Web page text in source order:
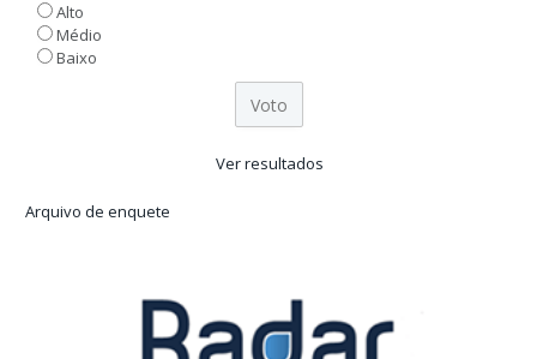
Alto
Médio
Baixo
Ver resultados
Arquivo de enquete